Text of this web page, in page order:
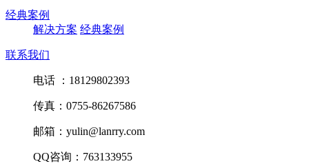
经典案例
解决方案 经典案例
联系我们
电话 ：18129802393
传真：0755-86267586
邮箱：yulin@lanrry.com
QQ咨询：763133955